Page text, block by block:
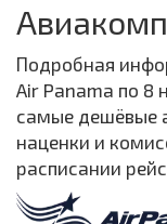
Подробная
Air Panama по
самые дешёвые
наценки и
расписании